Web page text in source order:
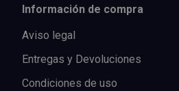
Información de compra
Aviso legal
Entregas y Devoluciones
Condiciones de uso